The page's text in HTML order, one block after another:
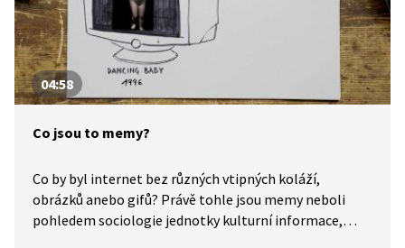
04:58
Co jsou to memy?
Co by byl internet bez různých vtipných koláží,
obrázků anebo gifů? Právě tohle jsou memy neboli
pohledem sociologie jednotky kulturní informace,